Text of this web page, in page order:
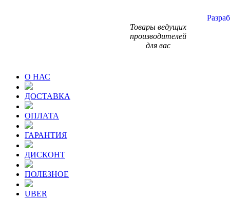
Товары ведущих
производителей
для вас
О НАС
ДОСТАВКА
ОПЛАТА
ГАРАНТИЯ
ДИСКОНТ
ПОЛЕЗНОЕ
UBER